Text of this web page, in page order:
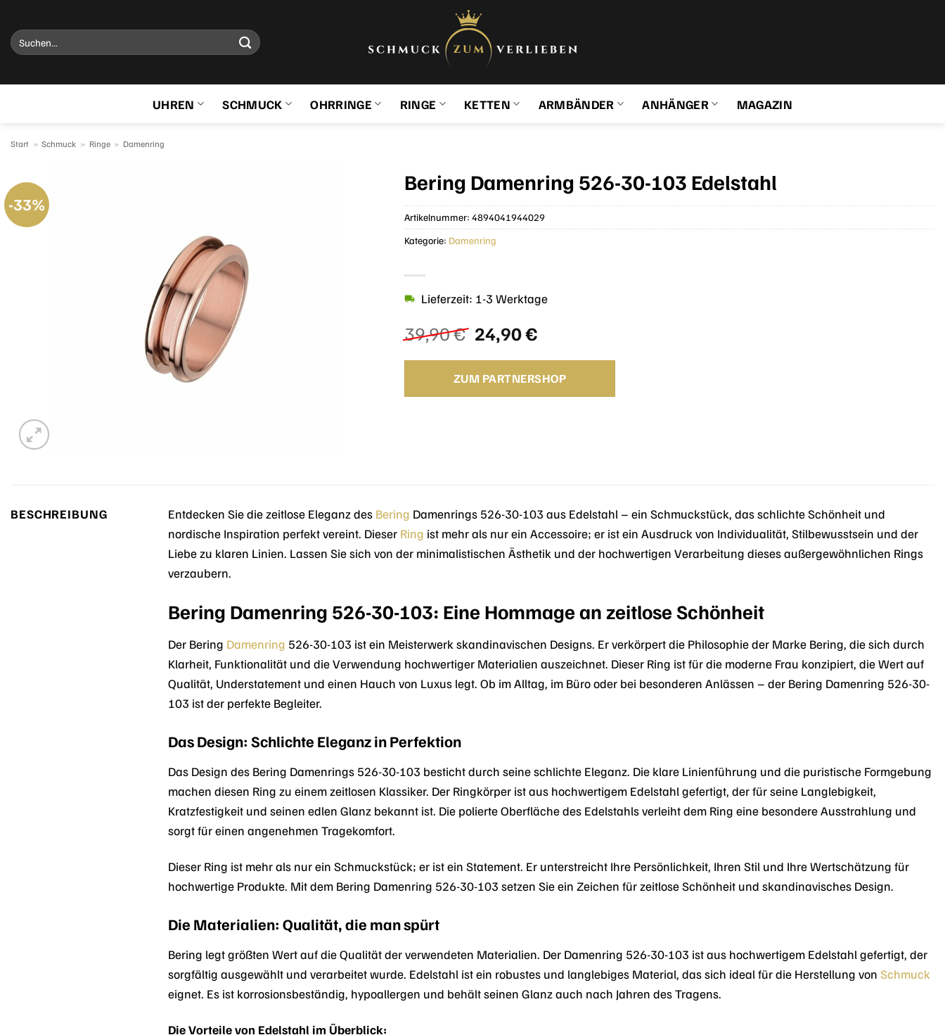
Inhalt
springen
Suchen
nach:
UHREN SCHMUCK OHRRINGE RINGE KETTEN ARMBÄNDER ANHÄNGER MAGAZIN
Start » Schmuck » Ringe » Damenring
-33%
Bering Damenring 526-30-103 Edelstahl
39,90€ Ursprünglicher
Preis
war:
39,90 €
24,90€Aktueller
ist:
24,90 €.
Lieferzeit: 1-3 Werktage
ZUM PARTNERSHOP
Artikelnummer: 4894041944029
Kategorie: Damenring
BESCHREIBUNG Entdecken Sie die zeitlose Eleganz des Bering Damenrings 526-30-103 aus Edelstahl – ein Schmuckstück, das schlichte Schönheit und
nordische Inspiration perfekt vereint. Dieser Ring ist mehr als nur ein Accessoire; er ist ein Ausdruck von Individualität, Stilbewusstsein und der
Liebe zu klaren Linien. Lassen Sie sich von der minimalistischen Ästhetik und der hochwertigen Verarbeitung dieses außergewöhnlichen Rings
verzaubern.
Bering Damenring 526-30-103: Eine Hommage an zeitlose Schönheit
Der Bering Damenring 526-30-103 ist ein Meisterwerk skandinavischen Designs. Er verkörpert die Philosophie der Marke Bering, die sich durch
Klarheit, Funktionalität und die Verwendung hochwertiger Materialien auszeichnet. Dieser Ring ist für die moderne Frau konzipiert, die Wert auf
Qualität, Understatement und einen Hauch von Luxus legt. Ob im Alltag, im Büro oder bei besonderen Anlässen – der Bering Damenring 526-30-
103 ist der perfekte Begleiter.
Das Design: Schlichte Eleganz in Perfektion
Das Design des Bering Damenrings 526-30-103 besticht durch seine schlichte Eleganz. Die klare Linienführung und die puristische Formgebung
machen diesen Ring zu einem zeitlosen Klassiker. Der Ringkörper ist aus hochwertigem Edelstahl gefertigt, der für seine Langlebigkeit,
Kratzfestigkeit und seinen edlen Glanz bekannt ist. Die polierte Oberfläche des Edelstahls verleiht dem Ring eine besondere Ausstrahlung und
sorgt für einen angenehmen Tragekomfort.
Dieser Ring ist mehr als nur ein Schmuckstück; er ist ein Statement. Er unterstreicht Ihre Persönlichkeit, Ihren Stil und Ihre Wertschätzung für
hochwertige Produkte. Mit dem Bering Damenring 526-30-103 setzen Sie ein Zeichen für zeitlose Schönheit und skandinavisches Design.
Die Materialien: Qualität, die man spürt
Bering legt größten Wert auf die Qualität der verwendeten Materialien. Der Damenring 526-30-103 ist aus hochwertigem Edelstahl gefertigt, der
sorgfältig ausgewählt und verarbeitet wurde. Edelstahl ist ein robustes und langlebiges Material, das sich ideal für die Herstellung von Schmuck
eignet. Es ist korrosionsbeständig, hypoallergen und behält seinen Glanz auch nach Jahren des Tragens.
Die Vorteile von Edelstahl im Überblick: